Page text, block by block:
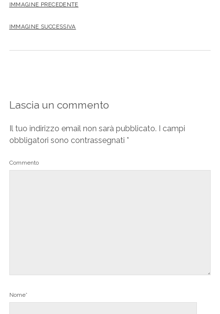
IMMAGINE PRECEDENTE
IMMAGINE SUCCESSIVA
Lascia un commento
Il tuo indirizzo email non sarà pubblicato.
I campi
obbligatori sono contrassegnati *
Commento
Nome*